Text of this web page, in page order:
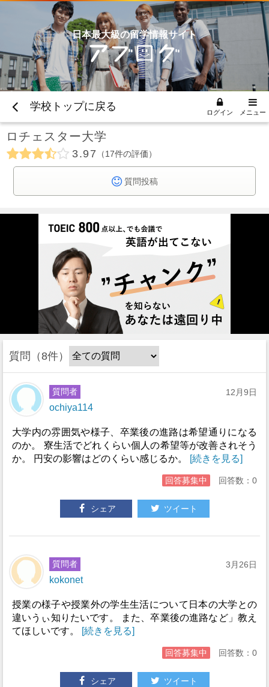
日本最大級の留学情報サイト
学校トップに戻る ログイン メニュー
ロチェスター大学
3.97 17件の評価
質問投稿
質問 8件
質問者
ochiya114
12月9日
大学内の雰囲気や様子、卒業後の進路は希望通りになる
のか。 寮生活でどれくらい個人の希望等が改善されそう
か。 円安の影響はどのくらい感じるか。
[続きを見る]
回答募集中 回答数：0
シェア ツイート
質問者
kokonet
3月26日
授業の様子や授業外の学生生活について日本の大学との
違いうぃ知りたいです。 また、卒業後の進路など」教え
てほしいです。
[続きを見る]
回答募集中 回答数：0
シェア ツイート